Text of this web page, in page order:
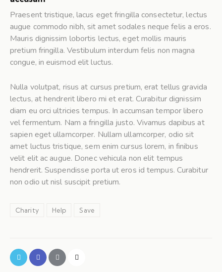
Praesent tristique, lacus eget fringilla consectetur, lectus
augue commodo nibh, sit amet sodales neque felis a eros.
Mauris dignissim lobortis lectus, eget mollis mauris
pretium fringilla. Vestibulum interdum felis non magna
congue, in euismod elit luctus.
Nulla volutpat, risus at cursus pretium, erat tellus gravida
lectus, at hendrerit libero mi et erat. Curabitur dignissim
diam eu orci ultricies tempus. In accumsan tempor libero
vel fermentum. Nam a fringilla justo. Vivamus dapibus at
sapien eget ullamcorper. Nullam ullamcorper, odio sit
amet luctus tristique, sem enim cursus lorem, in finibus
velit elit ac augue. Donec vehicula non elit tempus
hendrerit. Suspendisse porta ut eros id tempus. Curabitur
non odio ut nisl suscipit pretium.
Charity Help Save